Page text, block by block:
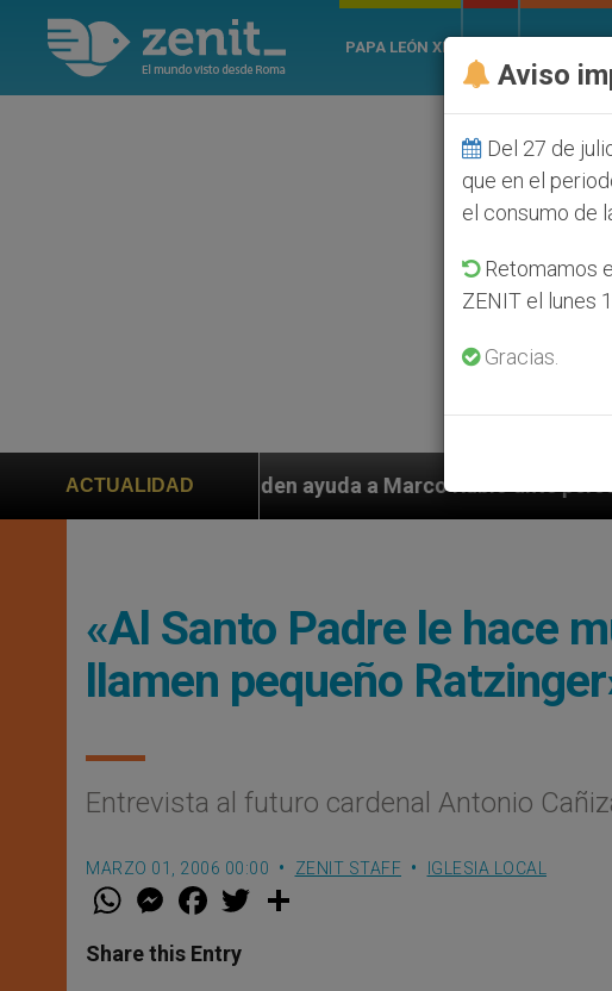
PAPA LEÓN XIV
ACTUALIDAD
piden ayuda a Marco Rubio ante persecución de colonos
«Al Santo Padre le hace
llamen pequeño
Entrevista al futuro cardenal Antonio
MARZO 01, 2006 00:00 ZENIT STAFF IGLESIA LOCAL
W
t
s
M
e
s
e
F
a
e
b
w
Share this Entry
Aviso
Del 27 de
que en el
el consumo de
Retomamos
ZENIT el lunes
Gracias.